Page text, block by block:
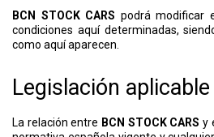
BCN STOCK CARS podrá modificar
condiciones aquí determinadas,
como aquí aparecen.
Legislación
La relación entre BCN STOCK CARS y